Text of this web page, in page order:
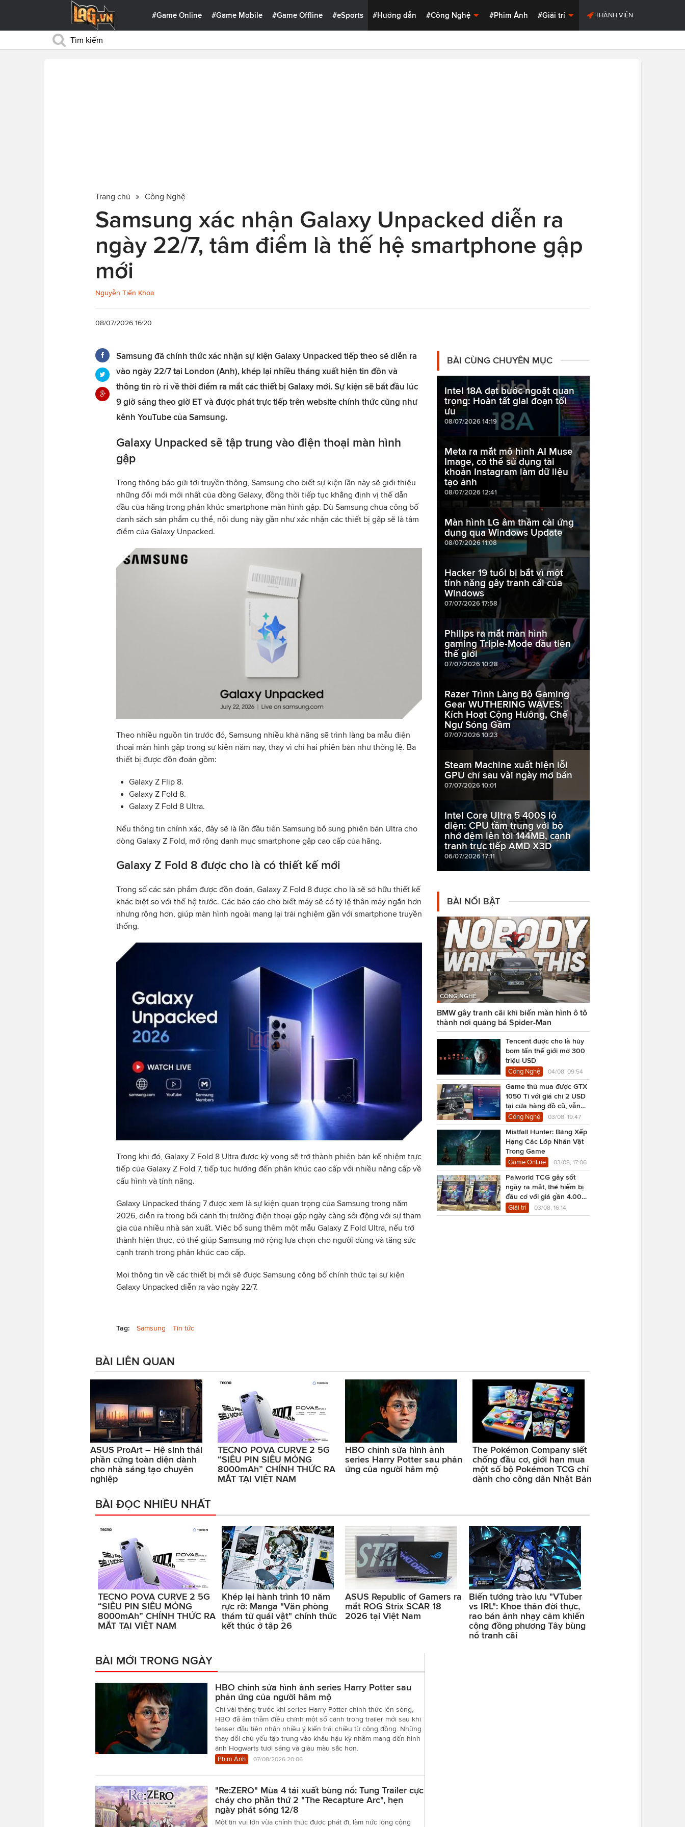
#Game Online #Game Mobile #Game Offline #eSports #Hướng dẫn #Công Nghệ #Phim Ảnh #Giải trí THÀNH VIÊN
Trang chủ Công Nghệ
Samsung xác nhận Galaxy Unpacked diễn ra
ngày 22/7, tâm điểm là thế hệ smartphone gập
mới
Nguyễn Tiến Khoa
08/07/2026 16:20
Samsung đã chính thức xác nhận sự kiện Galaxy Unpacked tiếp theo sẽ diễn ra
vào ngày 22/7 tại London (Anh), khép lại nhiều tháng xuất hiện tin đồn và
thông tin rò rỉ về thời điểm ra mắt các thiết bị Galaxy mới. Sự kiện sẽ bắt đầu lúc
9 giờ sáng theo giờ ET và được phát trực tiếp trên website chính thức cũng như
kênh YouTube của Samsung.
Galaxy Unpacked sẽ tập trung vào điện thoại màn hình
gập
Trong thông báo gửi tới truyền thông, Samsung cho biết sự kiện lần này sẽ giới thiệu
những đổi mới mới nhất của dòng Galaxy, đồng thời tiếp tục khẳng định vị thế dẫn
đầu của hãng trong phân khúc smartphone màn hình gập. Dù Samsung chưa công bố
danh sách sản phẩm cụ thể, nội dung này gần như xác nhận các thiết bị gập sẽ là tâm
điểm của Galaxy Unpacked.
Theo nhiều nguồn tin trước đó, Samsung nhiều khả năng sẽ trình làng ba mẫu điện
thoại màn hình gập trong sự kiện năm nay, thay vì chỉ hai phiên bản như thông lệ. Ba
thiết bị được đồn đoán gồm:
Galaxy Z Flip 8.
Galaxy Z Fold 8.
Galaxy Z Fold 8 Ultra.
Nếu thông tin chính xác, đây sẽ là lần đầu tiên Samsung bổ sung phiên bản Ultra cho
dòng Galaxy Z Fold, mở rộng danh mục smartphone gập cao cấp của hãng.
Galaxy Z Fold 8 được cho là có thiết kế mới
Trong số các sản phẩm được đồn đoán, Galaxy Z Fold 8 được cho là sẽ sở hữu thiết kế
khác biệt so với thế hệ trước. Các báo cáo cho biết máy sẽ có tỷ lệ thân máy ngắn hơn
nhưng rộng hơn, giúp màn hình ngoài mang lại trải nghiệm gần với smartphone truyền
thống.
Trong khi đó, Galaxy Z Fold 8 Ultra được kỳ vọng sẽ trở thành phiên bản kế nhiệm trực
tiếp của Galaxy Z Fold 7, tiếp tục hướng đến phân khúc cao cấp với nhiều nâng cấp về
cấu hình và tính năng.
Galaxy Unpacked tháng 7 được xem là sự kiện quan trọng của Samsung trong năm
2026, diễn ra trong bối cảnh thị trường điện thoại gập ngày càng sôi động với sự tham
gia của nhiều nhà sản xuất. Việc bổ sung thêm một mẫu Galaxy Z Fold Ultra, nếu trở
thành hiện thực, có thể giúp Samsung mở rộng lựa chọn cho người dùng và tăng sức
cạnh tranh trong phân khúc cao cấp.
Mọi thông tin về các thiết bị mới sẽ được Samsung công bố chính thức tại sự kiện
Galaxy Unpacked diễn ra vào ngày 22/7.
Tag: Samsung Tin tức
BÀI CÙNG CHUYÊN MỤC
Intel 18A đạt bước ngoặt quan
trọng: Hoàn tất giai đoạn tối
ưu
08/07/2026 14:19
Meta ra mắt mô hình AI Muse
Image, có thể sử dụng tài
khoản Instagram làm dữ liệu
tạo ảnh
08/07/2026 12:41
Màn hình LG âm thầm cài ứng
dụng qua Windows Update
08/07/2026 11:08
Hacker 19 tuổi bị bắt vì một
tính năng gây tranh cãi của
Windows
07/07/2026 17:58
Philips ra mắt màn hình
gaming Triple-Mode đầu tiên
thế giới
07/07/2026 10:28
Razer Trình Làng Bộ Gaming
Gear WUTHERING WAVES:
Kích Hoạt Cộng Hưởng, Chế
Ngự Sóng Gầm
07/07/2026 10:23
Steam Machine xuất hiện lỗi
GPU chỉ sau vài ngày mở bán
07/07/2026 10:01
Intel Core Ultra 5 400S lộ
diện: CPU tầm trung với bộ
nhớ đệm lên tới 144MB, cạnh
tranh trực tiếp AMD X3D
06/07/2026 17:11
BÀI NỔI BẬT
CÔNG NGHỆ
BMW gây tranh cãi khi biến màn hình ô tô
thành nơi quảng bá Spider-Man
Tencent được cho là hủy
bom tấn thế giới mở 300
triệu USD
Công Nghệ 04/08, 09:54
Game thủ mua được GTX
1050 Ti với giá chỉ 2 USD
tại cửa hàng đồ cũ, vẫn
chạy Cyberpunk 2077
Công Nghệ 03/08, 19:47
Mistfall Hunter: Bảng Xếp
Hạng Các Lớp Nhân Vật
Trong Game
Game Online 03/08, 17:06
Palworld TCG gây sốt
ngày ra mắt, thẻ hiếm bị
đầu cơ với giá gần 4.000
USD
Giải trí 03/08, 16:14
BÀI LIÊN QUAN
ASUS ProArt – Hệ sinh thái
phần cứng toàn diện dành
cho nhà sáng tạo chuyên
nghiệp
TECNO POVA CURVE 2 5G
“SIÊU PIN SIÊU MỎNG
8000mAh” CHÍNH THỨC RA
MẮT TẠI VIỆT NAM
HBO chỉnh sửa hình ảnh
series Harry Potter sau phản
ứng của người hâm mộ
The Pokémon Company siết
chống đầu cơ, giới hạn mua
một số bộ Pokémon TCG chỉ
dành cho công dân Nhật Bản
BÀI ĐỌC NHIỀU NHẤT
TECNO POVA CURVE 2 5G
“SIÊU PIN SIÊU MỎNG
8000mAh” CHÍNH THỨC RA
MẮT TẠI VIỆT NAM
Khép lại hành trình 10 năm
rực rỡ: Manga "Văn phòng
thám tử quái vật" chính thức
kết thúc ở tập 26
ASUS Republic of Gamers ra
mắt ROG Strix SCAR 18
2026 tại Việt Nam
Biến tướng trào lưu "VTuber
vs IRL": Khoe thân đời thực,
rao bán ảnh nhạy cảm khiến
cộng đồng phương Tây bùng
nổ tranh cãi
BÀI MỚI TRONG NGÀY
HBO chỉnh sửa hình ảnh series Harry Potter sau
phản ứng của người hâm mộ
Chỉ vài tháng trước khi series Harry Potter chính thức lên sóng,
HBO đã âm thầm điều chỉnh một số cảnh trong trailer mới sau khi
teaser đầu tiên nhận nhiều ý kiến trái chiều từ cộng đồng. Những
thay đổi chủ yếu tập trung vào khâu hậu kỳ nhằm mang đến hình
ảnh Hogwarts tươi sáng và giàu màu sắc hơn.
Phim Ảnh
07/08/2026 20:06
"Re:ZERO" Mùa 4 tái xuất bùng nổ: Tung Trailer cực
cháy cho phần thứ 2 "The Recapture Arc", hẹn
ngày phát sóng 12/8
Một tin vui lớn vừa chính thức được phát đi, làm nức lòng cộng